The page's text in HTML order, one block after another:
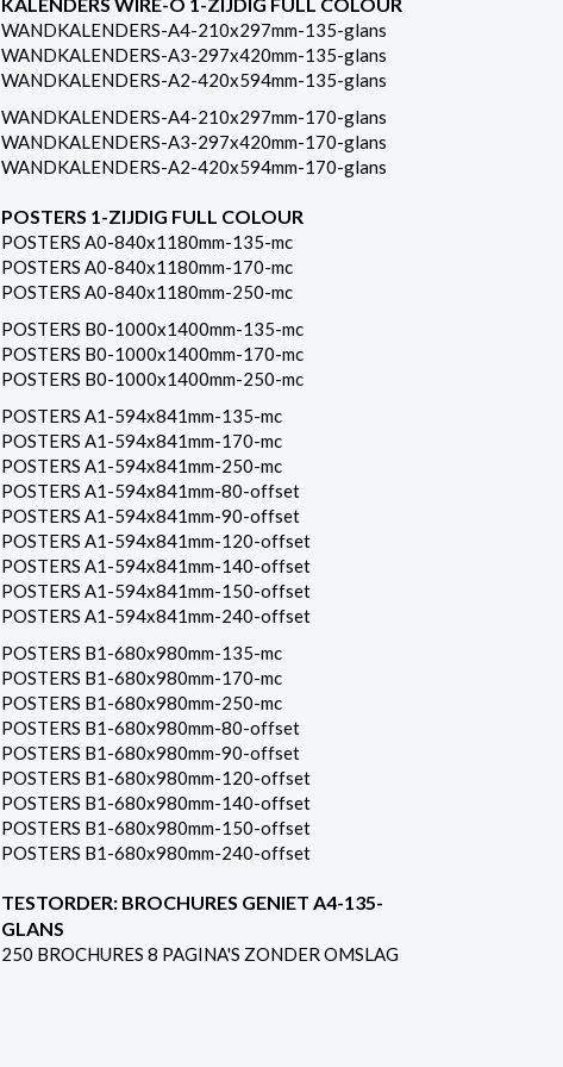
WANDKALENDERS-A4-210x297mm-135-glans
WANDKALENDERS-A3-297x420mm-135-glans
WANDKALENDERS-A2-420x594mm-135-glans
WANDKALENDERS-A4-210x297mm-170-glans
WANDKALENDERS-A3-297x420mm-170-glans
WANDKALENDERS-A2-420x594mm-170-glans
POSTERS 1-ZIJDIG FULL COLOUR
POSTERS A0-840x1180mm-135-mc
POSTERS A0-840x1180mm-170-mc
POSTERS A0-840x1180mm-250-mc
POSTERS B0-1000x1400mm-135-mc
POSTERS B0-1000x1400mm-170-mc
POSTERS B0-1000x1400mm-250-mc
POSTERS A1-594x841mm-135-mc
POSTERS A1-594x841mm-170-mc
POSTERS A1-594x841mm-250-mc
POSTERS A1-594x841mm-80-offset
POSTERS A1-594x841mm-90-offset
POSTERS A1-594x841mm-120-offset
POSTERS A1-594x841mm-140-offset
POSTERS A1-594x841mm-150-offset
POSTERS A1-594x841mm-240-offset
POSTERS B1-680x980mm-135-mc
POSTERS B1-680x980mm-170-mc
POSTERS B1-680x980mm-250-mc
POSTERS B1-680x980mm-80-offset
POSTERS B1-680x980mm-90-offset
POSTERS B1-680x980mm-120-offset
POSTERS B1-680x980mm-140-offset
POSTERS B1-680x980mm-150-offset
POSTERS B1-680x980mm-240-offset
TESTORDER: BROCHURES GENIET A4-135-
GLANS
250 BROCHURES 8 PAGINA'S ZONDER OMSLAG